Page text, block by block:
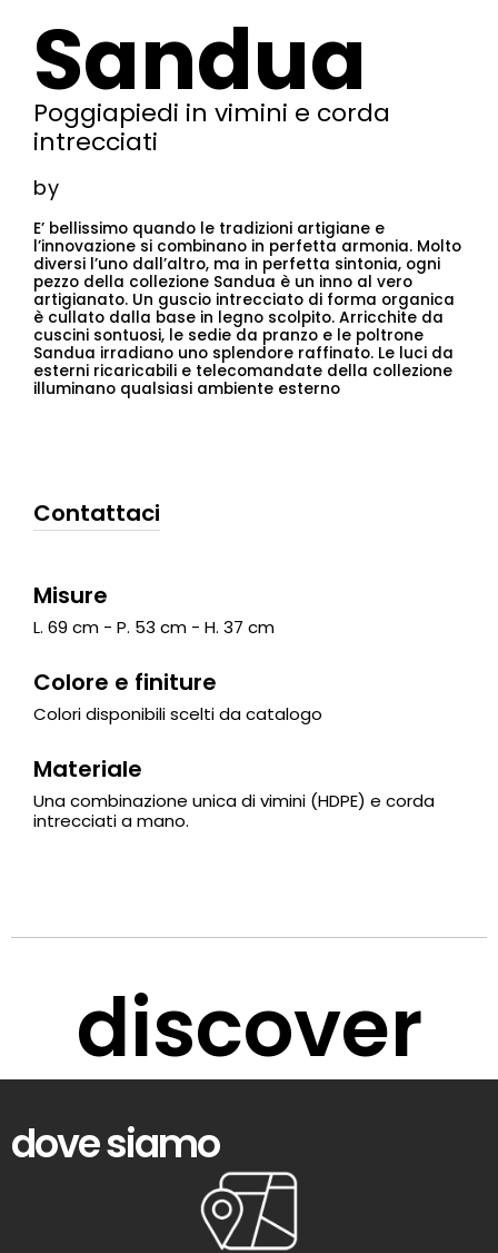
Sandua
Poggiapiedi in vimini e corda
intrecciati
by
E’ bellissimo quando le tradizioni artigiane e
l’innovazione si combinano in perfetta armonia. Molto
diversi l’uno dall’altro, ma in perfetta sintonia, ogni
pezzo della collezione Sandua è un inno al vero
artigianato. Un guscio intrecciato di forma organica
è cullato dalla base in legno scolpito. Arricchite da
cuscini sontuosi, le sedie da pranzo e le poltrone
Sandua irradiano uno splendore raffinato. Le luci da
esterni ricaricabili e telecomandate della collezione
illuminano qualsiasi ambiente esterno
Contattaci
Misure
L. 69 cm - P. 53 cm - H. 37 cm
Colore e finiture
Colori disponibili scelti da catalogo
Materiale
Una combinazione unica di vimini (HDPE) e corda
intrecciati a mano.
discover
dove siamo